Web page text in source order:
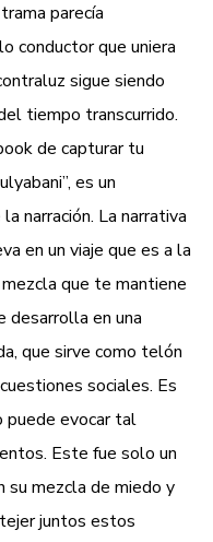
parecía
conductor que uniera
sigue siendo
tiempo transcurrido.
de capturar tu
es un
narración. La narrativa
en un viaje que es a la
que te mantiene
desarrolla en una
que sirve como telón
sociales. Es
puede evocar tal
Este fue solo un
su mezcla de miedo y
juntos estos